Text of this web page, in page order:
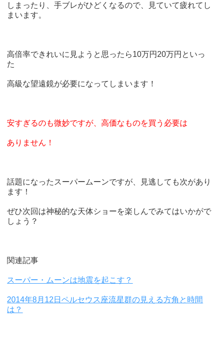
しまったり、手ブレがひどくなるので、見ていて疲れてし
まいます。
高倍率できれいに見ようと思ったら10万円20万円といっ
た
高級な望遠鏡が必要になってしまいます！
安すぎるのも微妙ですが、高価なものを買う必要は
ありません！
話題になったスーパームーンですが、見逃しても次があり
ます！
ぜひ次回は神秘的な天体ショーを楽しんでみてはいかがで
しょう？
関連記事
スーパー・ムーンは地震を起こす？
2014年8月12日ペルセウス座流星群の見える方角と時間
は？